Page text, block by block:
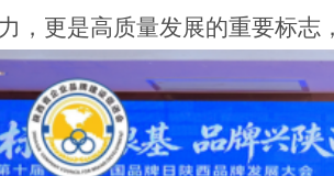
，更是高质量发展的重要标志